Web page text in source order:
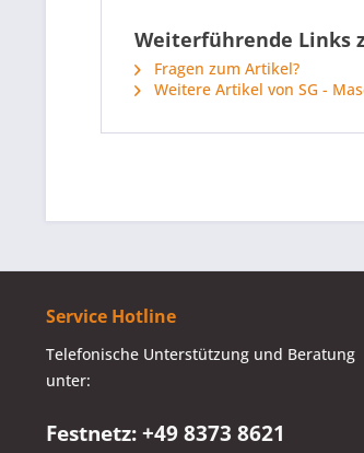
Weiterführende Links
Fragen zum Artikel?
Weitere Artikel von SG -
Service Hotline
Telefonische Unterstützung und Beratung
unter:
Festnetz: +49 8373 8621